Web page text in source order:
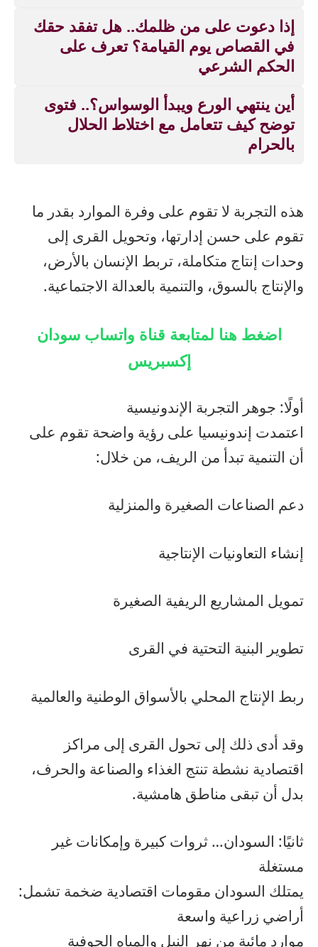
إذا دعوت على من ظلمك.. هل تفقد حقك
في القصاص يوم القيامة؟ تعرف على
الحكم الشرعي
أين ينتهي الورع ويبدأ الوسواس؟.. فتوى
توضح كيف تتعامل مع اختلاط الحلال
بالحرام
هذه التجربة لا تقوم على وفرة الموارد بقدر ما
تقوم على حسن إدارتها، وتحويل القرى إلى
وحدات إنتاج متكاملة، تربط الإنسان بالأرض،
والإنتاج بالسوق، والتنمية بالعدالة الاجتماعية.
اضغط هنا لمتابعة قناة واتساب سودان
إكسبريس
أولًا: جوهر التجربة الإندونيسية
اعتمدت إندونيسيا على رؤية واضحة تقوم على
أن التنمية تبدأ من الريف، من خلال:
دعم الصناعات الصغيرة والمنزلية
إنشاء التعاونيات الإنتاجية
تمويل المشاريع الريفية الصغيرة
تطوير البنية التحتية في القرى
ربط الإنتاج المحلي بالأسواق الوطنية والعالمية
وقد أدى ذلك إلى تحول القرى إلى مراكز
اقتصادية نشطة تنتج الغذاء والصناعة والحرف،
بدل أن تبقى مناطق هامشية.
ثانيًا: السودان… ثروات كبيرة وإمكانات غير
مستغلة
يمتلك السودان مقومات اقتصادية ضخمة تشمل:
أراضي زراعية واسعة
موارد مائية من نهر النيل والمياه الجوفية